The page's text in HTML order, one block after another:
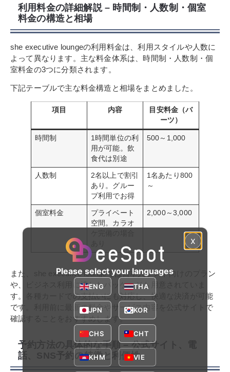
利用料金の詳細解説 – 時間制・人数制・個室
料金の構造と相場
she executive loungeの利用料金は、利用スタイルや人数に
よって異なります。主な料金体系は、時間制・人数制・個
室料金の3つに分類されます。
下記テーブルで主な料金構造と相場をまとめました。
項目 内容
目安料金（バ
ーツ）
時間制
1時間単位の利
用が可能。飲
食代は別途
500～1,000
人数制
2名以上で割引
あり。グルー
プ利用でお得
1名あたり800
～
個室料金
プライベート
空間。カラオ
2,000～3,000
また、she executive loungeでは日本人ゲスト向けのプラン
や、ビジネス利用に適したパッケージも用意されていま
す。各種カードでの支払いにも対応し、快適な決済が可能
です。利用前に最新の料金やサービス内容を公式サイトで
確認することをおすすめします。
予約方法の具体的な手順 – 公式サイト、電
話、SNS予約の特徴と利便性
x
Please select your languages
ENG THA
JPN KOR
CHS CHT
KHM VIE